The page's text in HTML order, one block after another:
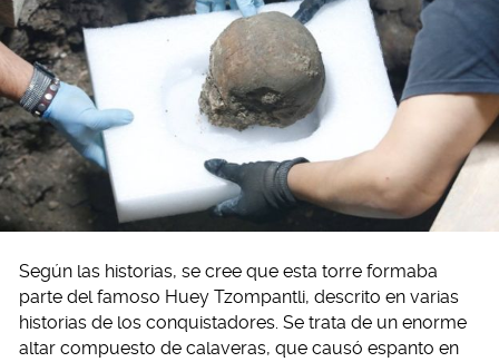
Según las historias, se cree que esta torre formaba
parte del famoso Huey Tzompantli, descrito en varias
historias de los conquistadores. Se trata de un enorme
altar compuesto de calaveras, que causó espanto en